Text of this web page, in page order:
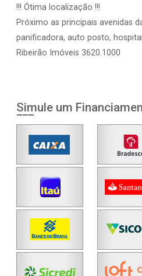
!!! Ótima localização !!!
Próximo as principais avenidas
panificadora, auto posto,
Ribeirão Imóveis 3620.1000
Simule um